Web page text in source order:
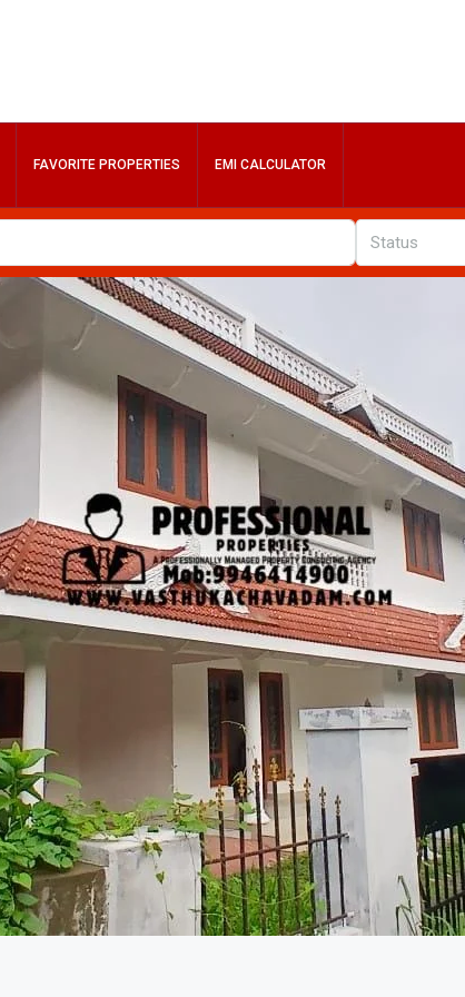
FAVORITE PROPERTIES EMI CALCULATOR
Status